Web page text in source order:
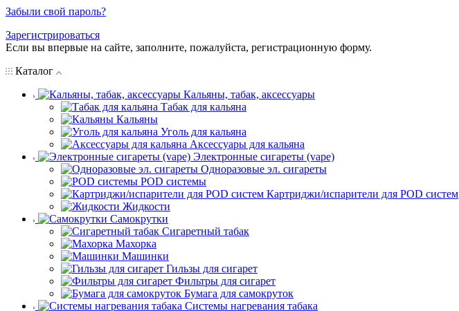
Забыли свой пароль?
Зарегистрироваться
Если вы впервые на сайте, заполните, пожалуйста, регистрационную форму.
Каталог
Кальяны, табак, аксессуары
Табак для кальяна
Кальяны
Уголь для кальяна
Аксессуары для кальяна
Электронные сигареты (vape)
Одноразовые эл. сигареты
POD системы
Картриджи/испарители для POD систем
Жидкости
Самокрутки
Сигаретный табак
Махорка
Машинки
Гильзы для сигарет
Фильтры для сигарет
Бумага для самокруток
Системы нагревания табака